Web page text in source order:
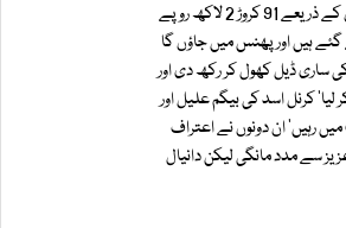
شیخ فرخ سلیم کنور خورشید کا ذاتی دوست اور قیصر چٹھہ ظفر اقبال گوندل کا جگری یار تھا' کرنل صاحب نے 10 چیکوں کے ذریعے 91 کروڑ 2 لاکھ روپے
لے گئے ہیں اور پھنس میں جاؤں گا
ساری ڈیل کھول کر رکھ دی اور
کرنل اسد کی بیگم علیل اور
رہیں' ان دونوں نے اعتراف
سے مدد مانگی لیکن دانیال